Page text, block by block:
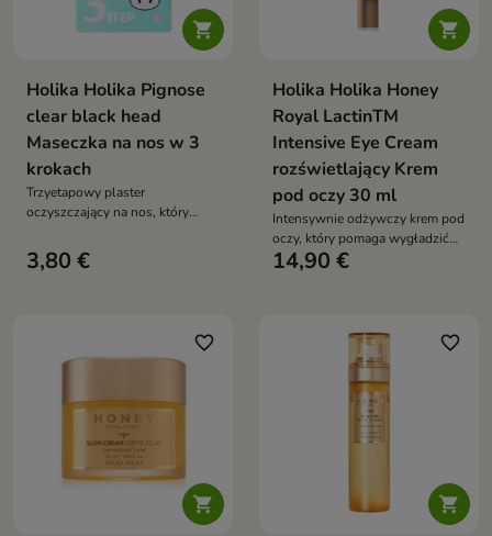

Holika Holika Pignose
clear black head
Maseczka na nos w 3
krokach
Trzyetapowy plaster
oczyszczający na nos, który
oczyścić pory i wygładzić skórę
3,80 €

Holika Holika Honey
Royal LactinTM
Intensive Eye Cream
rozświetlający Krem
pod oczy 30 ml
Intensywnie odżywczy krem pod
oczy, który pomaga wygładzić
drobne zmarszczki, rozjaśnić
14,90 €

favorite_border

favorite_border